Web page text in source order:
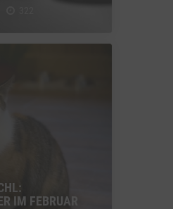
IM FEBRUAR
des Dienstes Vimeo